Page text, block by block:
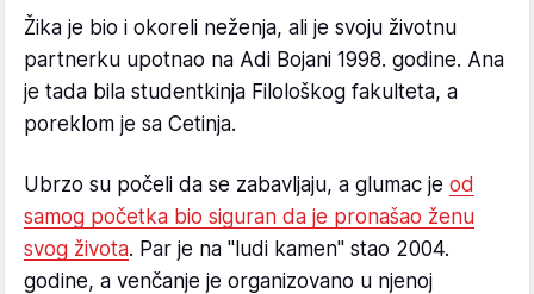
Žika je bio i okoreli neženja, ali je svoju životnu
partnerku upotnao na Adi Bojani 1998. godine. Ana
je tada bila studentkinja Filološkog fakulteta, a
poreklom je sa Cetinja.
Ubrzo su počeli da se zabavljaju, a glumac je od
samog početka bio siguran da je pronašao ženu
svog života. Par je na "ludi kamen" stao 2004.
godine, a venčanje je organizovano u njenoj